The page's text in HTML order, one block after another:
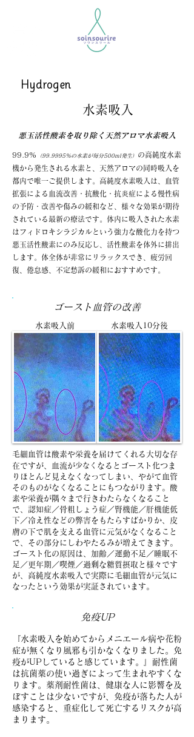
Hydrogen
​水素吸入
悪玉活性酸素を取り除く天然アロマ水素吸入
​99.9% （99.9995％の水素が毎分500ml発生）
の高純度水素
機から発生される水素と、天然アロマの同時吸入を
都内で唯一ご提供します。​高純度水素吸入は、血管
拡張による血流改善・抗酸化・抗炎症による慢性病
の予防・改善や傷みの緩和など、様々な効果が期待
されている最新の療法です。体内に吸入された水素
はフィドロキシラジカルという強力な酸化力を持つ
悪玉活性酸素にのみ反応し、活性酸素を体外に排出
します。体全体が非常にリラックスでき、疲労回
復、倦怠感、不定愁訴の緩和におすすめです。
ゴースト血管の改善
水素吸入前 水素吸入10分後
毛細血管は酸素や栄養を届けてくれる大切な存
在ですが、血流が少なく なるとゴースト化つま
りほとんど見えなくなってしまい、やがて血管
そのものがなくなることにもつながります。酸
素や栄養が隅々まで行きわたらなくなること
で、認知症／骨粗しょう症／腎機能／肝機能低
下／冷え性などの弊害をもたらすばかりか、皮
膚の下で肌を支える血管に元気がなくなる こ と
で、その部分にしわやたるみが増えてきます。
ゴースト化の原因は、加齢／運動不足／睡眠不
足／更年期／喫煙／過剰な糖質摂取と様々です
が、高純度水素吸入で実際に毛細血管が元気に
なったという効果が実証されています。
免疫UP
『​水素吸入を始めてからメニエール病や花粉
症が無くなり風邪も引かなくなりました。免
疫がUPしていると感じています。』耐性菌
は抗菌薬の使い過ぎによって生まれやすくな
ります。薬剤耐性菌は、健康な人に影響を及
ぼすことは少ないですが、免疫が落ちた人が
感染すると、重症化して死亡するリスクが高
まります。